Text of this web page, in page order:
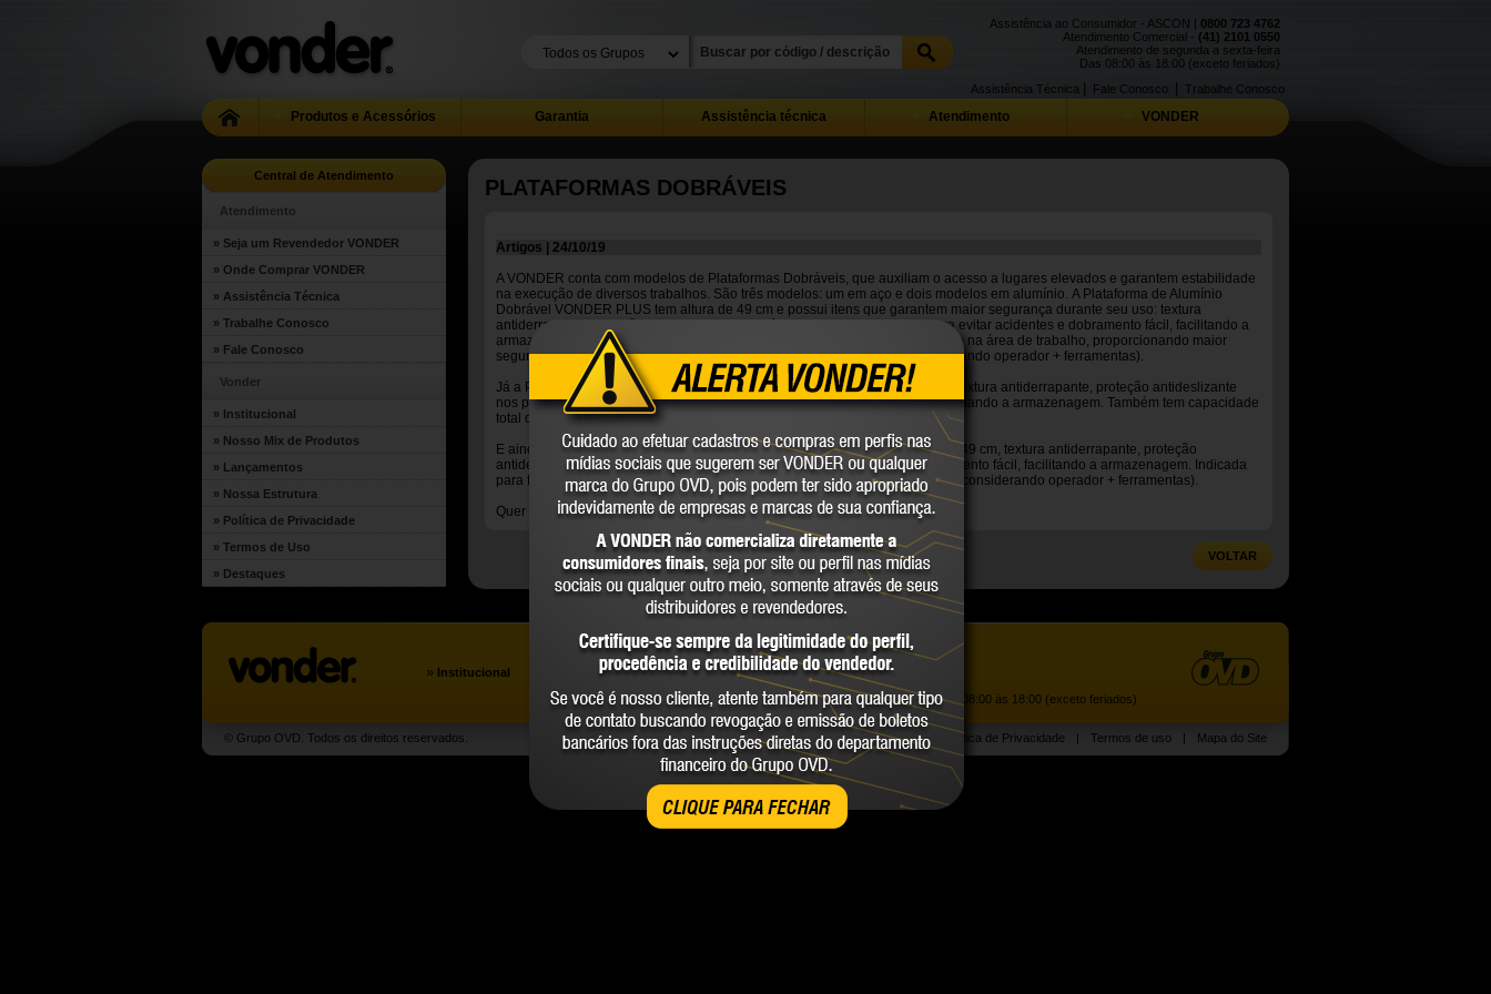
CLIQUE PARA FECHAR
Assistência ao Consumidor - ASCON | 0800 723 4762
Atendimento Comercial - (41) 2101 0550
Atendimento de segunda a sexta-feira
Das 08:00 às 18:00 (exceto feriados)
Trabalhe Conosco
Fale Conosco
Assistência Técnica
Produtos e Acessórios Garantia Assistência técnica Atendimento VONDER
Central de Atendimento
Atendimento
» Seja um Revendedor VONDER
» Onde Comprar VONDER
» Assistência Técnica
» Trabalhe Conosco
» Fale Conosco
Vonder
» Institucional
» Nosso Mix de Produtos
» Lançamentos
» Nossa Estrutura
» Política de Privacidade
» Termos de Uso
» Destaques
PLATAFORMAS DOBRÁVEIS
Artigos | 24/10/19
A VONDER conta com modelos de Plataformas Dobráveis, que auxiliam o acesso a lugares elevados e garantem estabilidade
na execução de diversos trabalhos. São três modelos: um em aço e dois modelos em alumínio. A Plataforma de Alumínio
Dobrável VONDER PLUS tem altura de 49 cm e possui itens que garantem maior segurança durante seu uso: textura
antiderrapante, proteção antideslizante nos pés, 2 travas de segurança para evitar acidentes e dobramento fácil, facilitando a
armazenagem. Com estrutura robusta, contém antiderrapantes nos degraus e na área de trabalho, proporcionando maior
segurança ao operador, e capacidade total de carga de até 150 kgf (considerando operador + ferramentas).
Já a Plataforma de Alumínio Dobrável VONDER tem altura de 49 cm, possui textura antiderrapante, proteção antideslizante
nos pés, 2 travas de segurança para evitar acidentes e dobramento fácil, facilitando a armazenagem. Também tem capacidade
total de carga de até 150 kgf (considerando operador + ferramentas).
E ainda, a Plataforma Dobrável VONDER é produzida em aço, com altura de 49 cm, textura antiderrapante, proteção
antideslizante nos pés, 2 travas de segurança para evitar acidentes e dobramento fácil, facilitando a armazenagem. Indicada
para facilitar o acesso a lugares elevados, tem capacidade de carga 150 kgf (considerando operador + ferramentas).
Quer conhecer também os modelos de Escadas da VONDER?Clique aqui.
VOLTAR
» Institucional Trabalhe Conosco
Assistência ao Consumidor |0800 723 4762
Atendimento Comercial: |(41) 2101 0550
Atendimento de segunda a sexta-feira, das 08:00 às 18:00 (exceto feriados)
© Grupo OVD. Todos os direitos reservados. Política de Privacidade | Termos de uso | Mapa do Site